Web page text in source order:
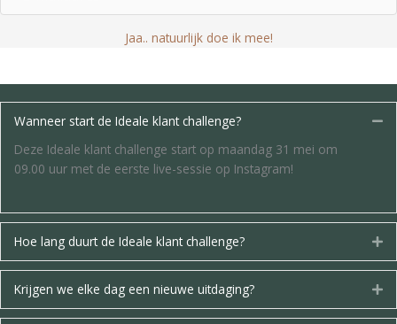
m
Jaa.. natuurlijk doe ik mee!
Wanneer start de Ideale klant challenge?
Deze Ideale klant challenge start op maandag 31 mei om
09.00 uur met de eerste live-sessie op Instagram!
Hoe lang duurt de Ideale klant challenge?
Krijgen we elke dag een nieuwe uitdaging?